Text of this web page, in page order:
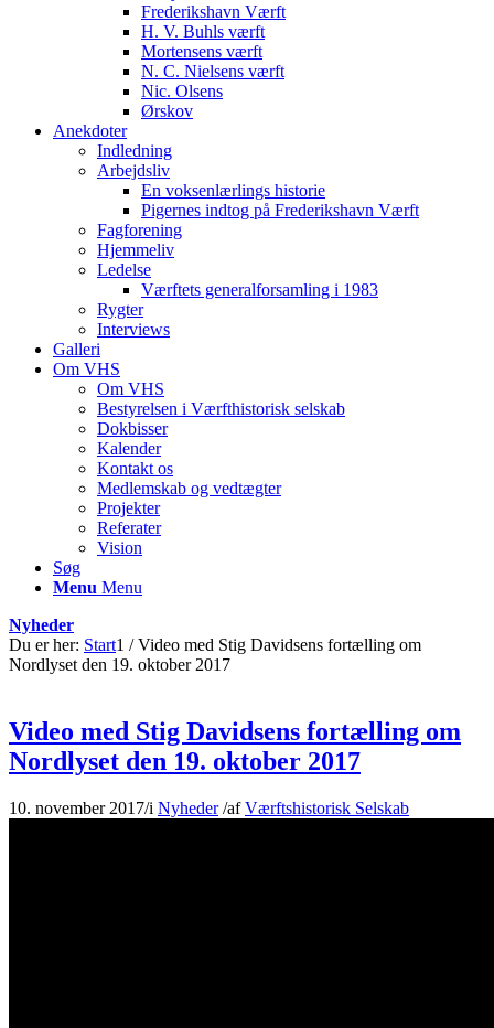
Frederikshavn Værft
H. V. Buhls værft
Mortensens værft
N. C. Nielsens værft
Nic. Olsens
Ørskov
Anekdoter
Indledning
Arbejdsliv
En voksenlærlings historie
Pigernes indtog på Frederikshavn Værft
Fagforening
Hjemmeliv
Ledelse
Værftets generalforsamling i 1983
Rygter
Interviews
Galleri
Om VHS
Om VHS
Bestyrelsen i Værfthistorisk selskab
Dokbisser
Kalender
Kontakt os
Medlemskab og vedtægter
Projekter
Referater
Vision
Søg
Menu Menu
Nyheder
Du er her: Start1 / Video med Stig Davidsens fortælling om
Nordlyset den 19. oktober 2017
Video med Stig Davidsens fortælling om
Nordlyset den 19. oktober 2017
10. november 2017/i Nyheder /afVærftshistorisk Selskab